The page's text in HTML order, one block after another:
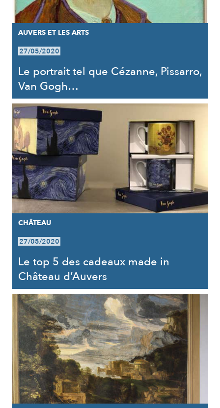
AUVERS ET LES ARTS
27/05/2020
Le portrait tel que Cézanne, Pissarro,
Van Gogh…
CHÂTEAU
27/05/2020
Le top 5 des cadeaux made in
Château d’Auvers